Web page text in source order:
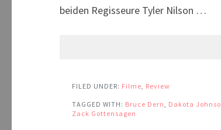
beiden Regisseure Tyler Nilson …
FILED UNDER: Filme, Review
TAGGED WITH: Bruce Dern, Dakota
Zack Gottensagen